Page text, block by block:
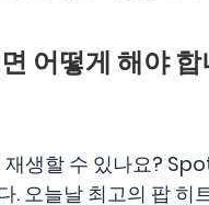
어떻게 해야 합
생할 수 있나요?
. 오늘날 최고의 팝 히